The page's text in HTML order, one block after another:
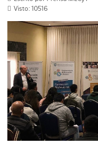
Visto: 10516